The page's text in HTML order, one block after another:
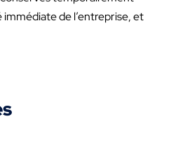
immédiate de l’entreprise, et